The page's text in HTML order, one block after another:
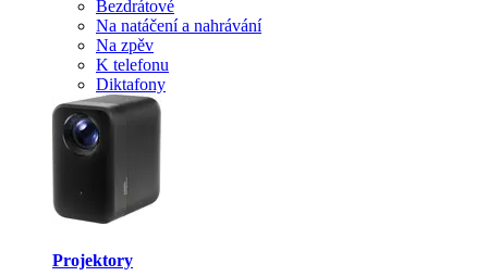
Bezdrátové
Na natáčení a nahrávání
Na zpěv
K telefonu
Diktafony
Projektory